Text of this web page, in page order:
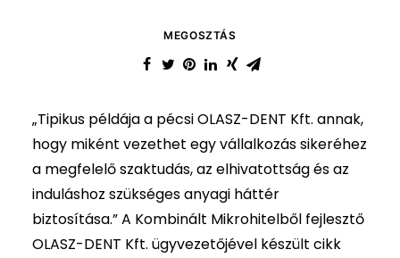
MEGOSZTÁS
„Tipikus példája a pécsi OLASZ-DENT Kft. annak,
hogy miként vezethet egy vállalkozás sikeréhez
a megfelelő szaktudás, az elhivatottság és az
induláshoz szükséges anyagi háttér
biztosítása.” A Kombinált Mikrohitelből fejlesztő
OLASZ-DENT Kft. ügyvezetőjével készült cikk